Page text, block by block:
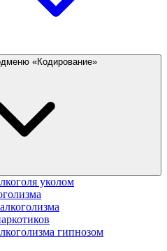
«Кодирование»
уколом
гипнозом